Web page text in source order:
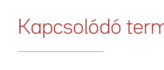
Kapcsolódó